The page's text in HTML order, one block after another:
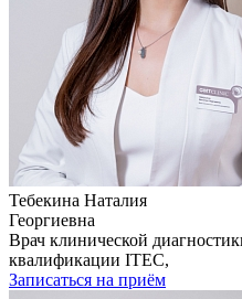
Тебекина Наталия
Георгиевна
Врач клинической
квалификации ITEC,
Записаться на приём